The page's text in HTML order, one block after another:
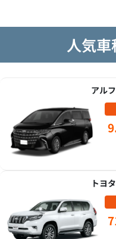
人気
アル
トヨ